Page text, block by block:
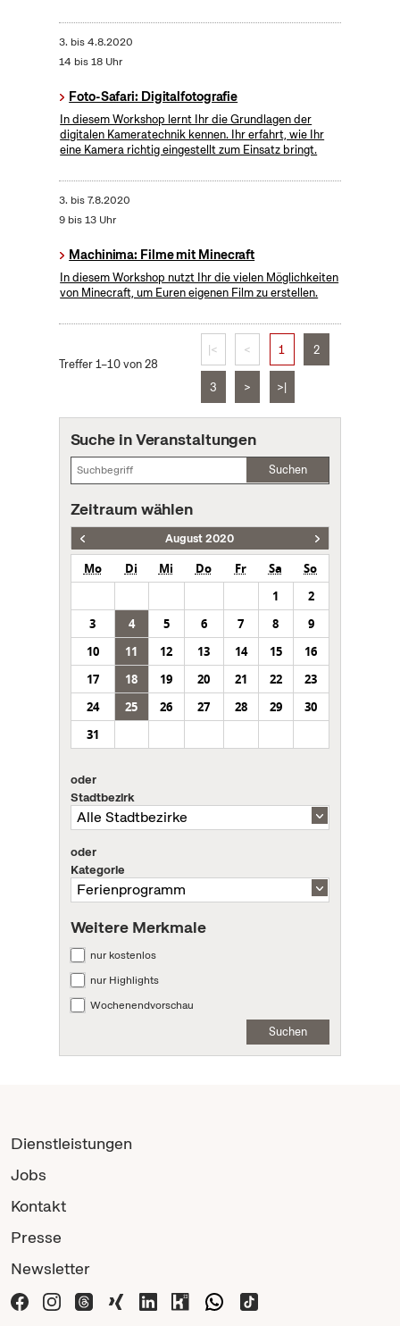
3. bis4.8.2020
14 bis 18 Uhr
Foto-Safari: Digitalfotografie
In diesem Workshop lernt Ihr die Grundlagen der
digitalen Kameratechnik kennen. Ihr erfahrt, wie Ihr
eine Kamera richtig eingestellt zum Einsatz bringt.
3. bis7.8.2020
9 bis 13 Uhr
Machinima: Filme mit Minecraft
In diesem Workshop nutzt Ihr die vielen Möglichkeiten
von Minecraft, um Euren eigenen Film zu erstellen.
Treffer 1–10 von 28
|< < 1 2
3 > >|
Suche in Veranstaltungen
Suchen
Zeitraum wählen
August 2020
Mo Di Mi Do Fr Sa
So
1
2
3
4 5 6 7 8
9
10
11 12 13 14 15
16
17
18 19 20 21 22
23
24
25 26 27 28 29
30
31
oder
Stadtbezirk
oder
Kategorie
Weitere Merkmale
nur kostenlos
nur Highlights
Wochenendvorschau
Suchen
Dienstleistungen
Jobs
Kontakt
Presse
Newsletter